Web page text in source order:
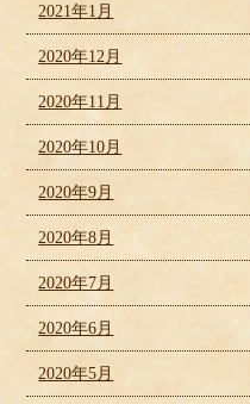
2021年1月
2020年12月
2020年11月
2020年10月
2020年9月
2020年8月
2020年7月
2020年6月
2020年5月